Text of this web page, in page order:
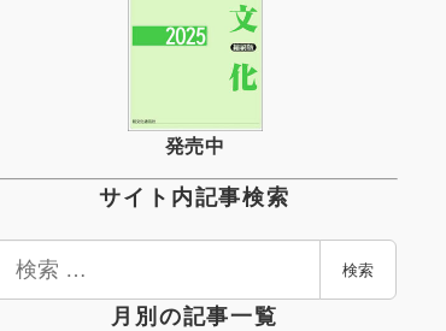
発売中
サイト内記事検索
検索
月別の記事一覧